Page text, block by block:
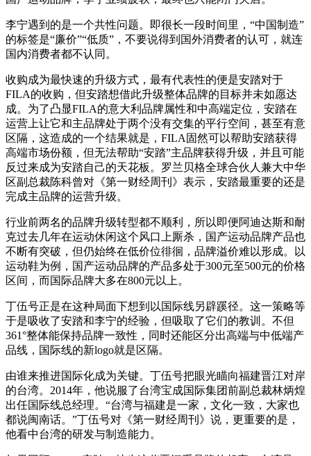
李宁遇到的是一个共性问题。即很长一段时间里，“中国制造”
的标签是“廉价”“低质”，不要说得到国外消费者的认可，就连
国内消费者都不认同。
收购成为最快速的升级方式，最有代表性的便是安踏对于
FILA的收购，但安踏想借此升级整体品牌的目标并未如愿达
成。为了凸显FILA的意大利品牌属性和中高端定位，安踏在
运营上让它和主品牌处于两个没有交集的平行空间，甚至有意
区隔，这造成的一个结果就是，FILA固然可以帮助安踏获得
高端市场份额，但无法帮助“安踏”主品牌获得升级，并且可能
反过来成为安踏自己的天花板。罗兰贝格全球合伙人兼大中华
区副总裁陈科曾对《第一财经周刊》表示，安踏最重要的还是
完成主品牌的运营升级。
行业前两名的品牌升级转型都不顺利，所以即便阿迪达斯和耐
克过去几年在运动休闲这个风口上厮杀，国产运动品牌产品也
不断有突破，但仍始终在低价位徘徊，品牌溢价难以形成。以
运动鞋为例，国产运动品牌的产品多处于300元至500元的价格
区间，而国际品牌大多在800元以上。
丁伍号正是在这种局面下想到以国际线另辟蹊径。这一策略等
于是吸收了安踏和李宁的经验，但吸取了它们的教训。不但
361°整体能保持品牌一致性，同时还能区分出高端与中低端产
品线，国际线的新logo就是区隔。
由谁来推进国际化成为关键。丁伍号把眼光瞄向福建晋江对岸
的台湾。2014年，他说服了台湾宝成国际集团前副总裁林炳煌
出任国际线总经理。“台湾与福建是一家，文化一致，大家也
都说闽南话。”丁伍号对《第一财经周刊》说，更重要的是，
他看中台湾的研发与制造能力。